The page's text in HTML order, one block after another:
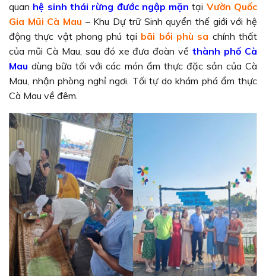
quan hệ sinh thái rừng đước ngập mặn tại Vườn Quốc
Gia Mũi Cà Mau – Khu Dự trữ Sinh quyển thế giới với hệ
động thực vật phong phú tại bãi bồi phù sa chính thất
của mũi Cà Mau, sau đó xe đưa đoàn vềthành phố Cà
Mau dùng bữa tối với các món ẩm thực đặc sản của Cà
Mau, nhận phòng nghỉ ngơi. Tối tự do khám phá ẩm thực
Cà Mau về đêm.